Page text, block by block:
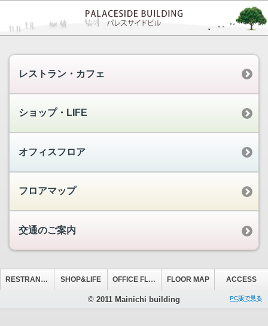
レストラン・カフェ
ショップ・LIFE
オフィスフロア
フロアマップ
交通のご案内
RESTRANT&CAFE SHOP&LIFE OFFICE FLOOR FLOOR MAP ACCESS
© 2011 Mainichi building PC版で見る